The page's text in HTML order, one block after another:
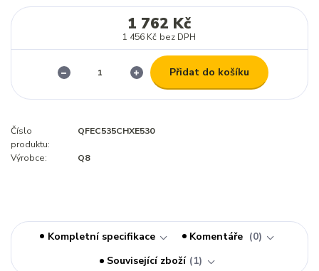
1 762 Kč
1 456 Kč bez DPH
Přidat do košíku
Číslo
produktu:
QFEC535CHXE530
Výrobce: Q8
Kompletní specifikace Komentáře
0
Související zboží
1